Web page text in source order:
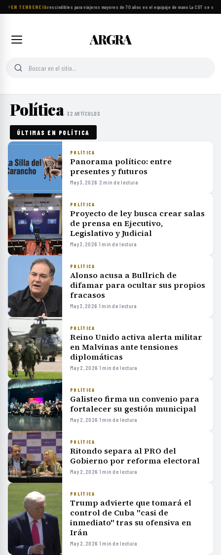
EN TENDENCIA
Ocho objetos imprescindibles para viajeros mayores de 70 años en el equipaje de mano· La CGT se
ARGRA
Política· 32 ARTÍCULOS
ÚLTIMAS EN POLÍTICA
POLÍTICA
Panorama político: entre
presentes y futuros
May 3, 2026· 2 min de lectura
POLÍTICA
Proyecto de ley busca crear salas
de prensa en Ejecutivo,
Legislativo y Judicial
May 3, 2026·1 min de lectura
POLÍTICA
Alonso acusa a Bullrich de
difamar para ocultar sus propios
fracasos
May 3, 2026·1 min de lectura
POLÍTICA
Reino Unido activa alerta militar
en Malvinas ante tensiones
diplomáticas
May 2, 2026·1 min de lectura
POLÍTICA
Galisteo firma un convenio para
fortalecer su gestión municipal
May 2, 2026·1 min de lectura
POLÍTICA
Ritondo separa al PRO del
Gobierno por reforma electoral
May 2, 2026·1 min de lectura
POLÍTICA
Trump advierte que tomará el
control de Cuba "casi de
inmediato" tras su ofensiva en
Irán
May 2, 2026·1 min de lectura